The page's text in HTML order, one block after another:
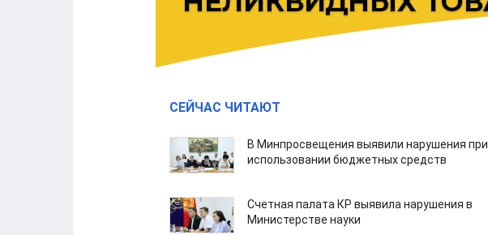
СЕЙЧАС ЧИТАЮТ
В Минпросвещения выявили нарушения при
использовании бюджетных средств
Счетная палата КР выявила нарушения в
Министерстве науки